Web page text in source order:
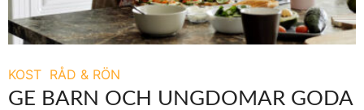
KOST RÅD & RÖN
GE BARN OCH UNGDOMAR GODA